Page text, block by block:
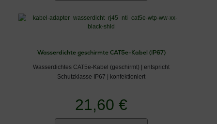
Wasserdichte geschirmte CAT5e-Kabel (IP67)
Wasserdichtes CAT5e-Kabel (geschirmt) | entspricht
Schutzklasse IP67 | konfektioniert
21,60 €